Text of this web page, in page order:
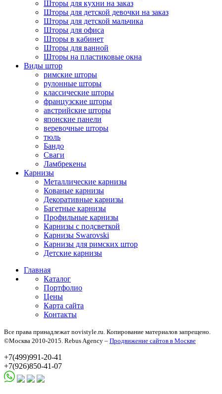
Шторы для кухни на заказ
Шторы для детской девочки на заказ
Шторы для детской мальчика
Шторы для офиса
Шторы в кабинет
Шторы для ванной
Шторы на пластиковые окна
Виды штор
римские шторы
рулонные шторы
классические шторы
французские шторы
австрийские шторы
японские панели
веревочные шторы
тюль
Бандо
Сваги
Ламбрекены
Карнизы
Металлические карнизы
Кованые карнизы
Декоративные карнизы
Багетные карнизы
Профильные карнизы
Карнизы с подсветкой
Карнизы Swarovski
Карнизы для римских штор
Детские карнизы
Главная
Каталог
Портфолио
Цены
Карта сайта
Контакты
Все права принадлежат novistyle.ru. Копирование материалов запрещено.
©Москва 2010-2015. Rebus Agency – Продвижение сайтов в Москве
+7(499)991-20-41
+7(926)850-41-07